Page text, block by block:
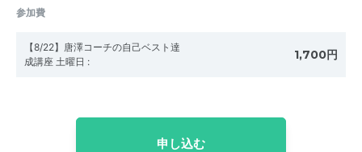
参加費
【8/22】唐澤コーチの自己ベスト達
成講座 土曜日 : 1,700円
申し込む